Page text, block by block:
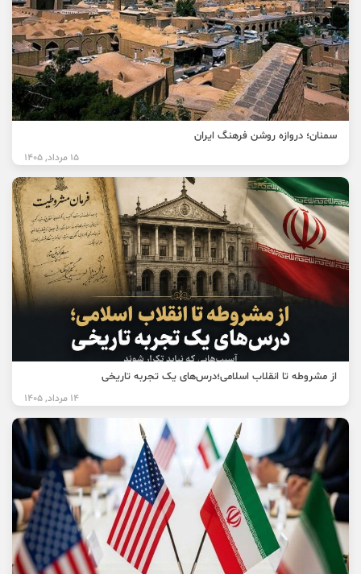
سمنان؛ دروازه روشن فرهنگ ایران
15 مرداد, 1405
از مشروطه تا انقلاب اسلامی؛درس‌های یک تجربه تاریخی
14 مرداد, 1405